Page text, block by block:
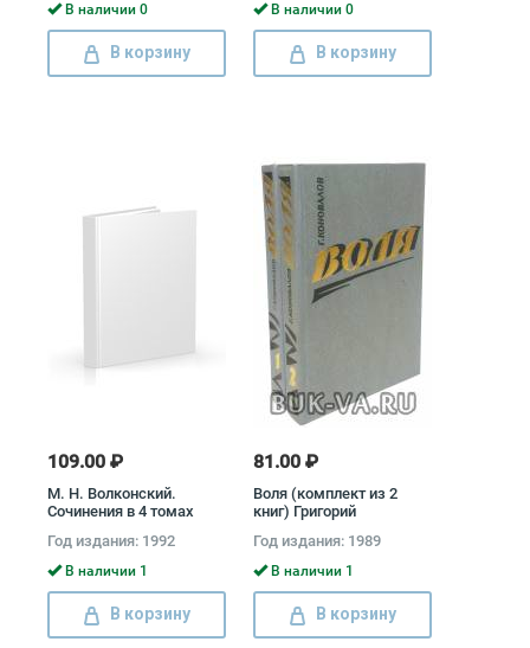
В наличии 0
В корзину
В наличии 0
В корзину
109.00 ₽
М. Н. Волконский.
Сочинения в 4 томах
Волконский
Год издания: 1992
В наличии 1
В корзину
81.00 ₽
Воля (комплект из 2
книг) Григорий
Год издания: 1989
В наличии 1
В корзину